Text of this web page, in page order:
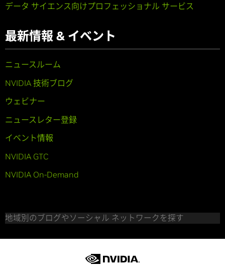
データ サイエンス向けプロフェッショナル サービス
最新情報 & イベント
ニュースルーム
NVIDIA 技術ブログ
ウェビナー
ニュースレター登録
イベント情報
NVIDIA GTC
NVIDIA On-Demand
地域別のブログやソーシャル ネットワークを探す